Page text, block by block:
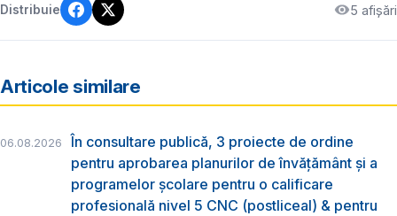
Distribuie 5 afișări
Articole similare
06.08.2026
În consultare publică, 3 proiecte de ordine
pentru aprobarea planurilor de învățământ și a
programelor școlare pentru o calificare
profesională nivel 5 CNC (postliceal) & pentru